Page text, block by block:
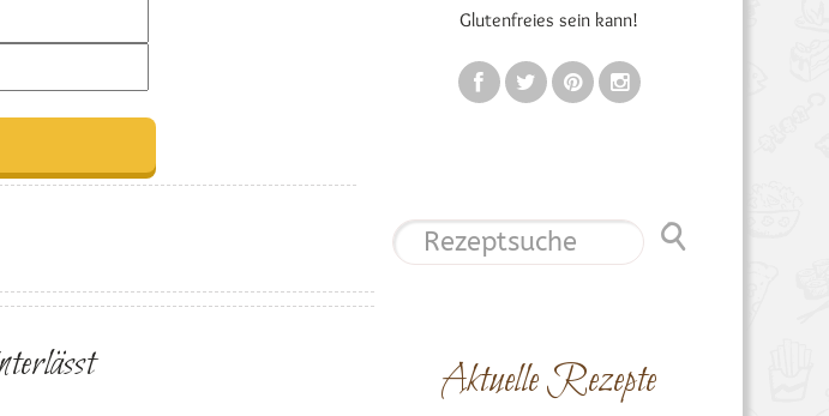
Glutenfreies sein kann!
Aktuelle Rezepte